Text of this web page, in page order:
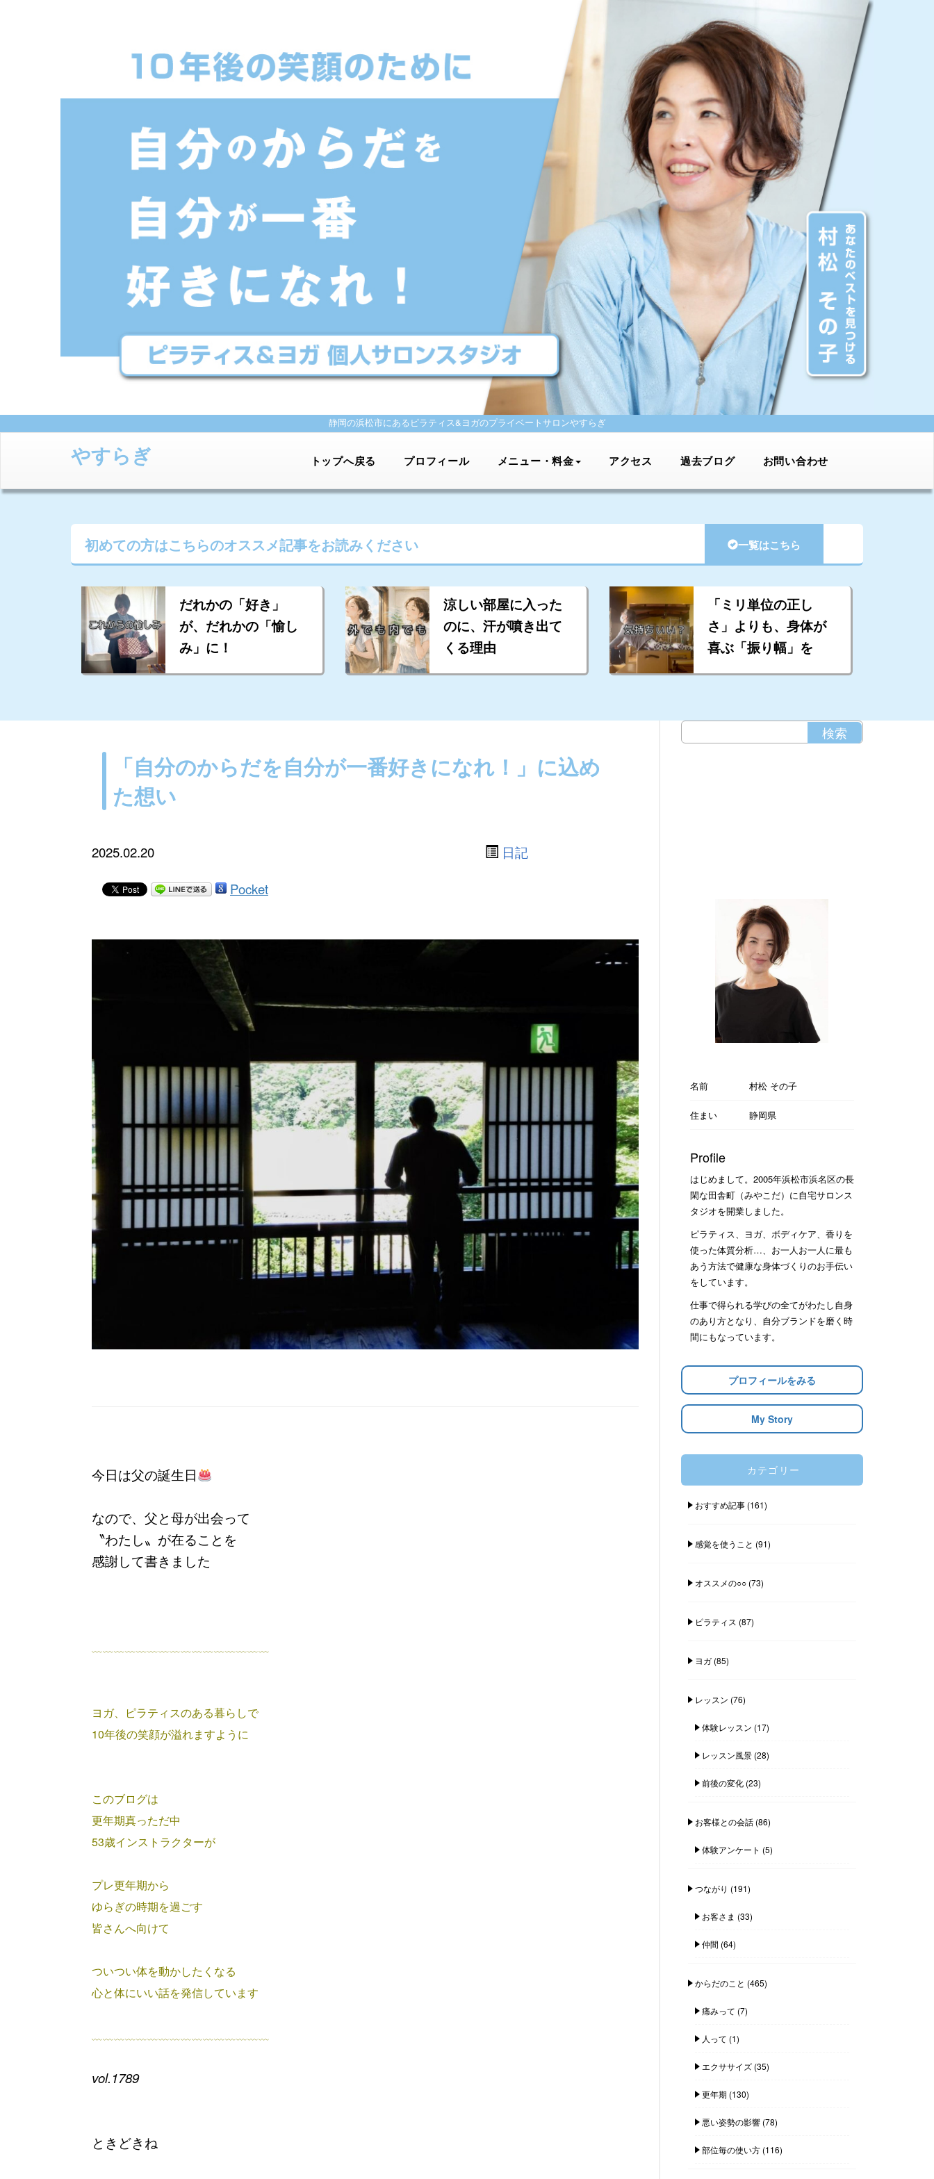
静岡の浜松市にあるピラティス&ヨガのプライベートサロンやすらぎ
やすらぎ トップへ戻る プロフィール メニュー・料金 アクセス 過去ブログ お問い合わせ
初めての方はこちらのオススメ記事をお読みください 一覧はこちら
だれかの「好き」
が、だれかの「愉し
み」に！
涼しい部屋に入った
のに、汗が噴き出て
くる理由
「ミリ単位の正し
さ」よりも、身体が
喜ぶ「振り幅」を
「自分のからだを自分が一番好きになれ！」に込め
た想い
2025.02.20 日記
Pocket
今日は父の誕生日
なので、父と母が出会って
〝わたし〟が在ることを
感謝して書きました
﹏﹏﹏﹏﹏﹏﹏﹏﹏﹏﹏﹏﹏﹏﹏﹏
ヨガ、ピラティスのある暮らしで
10年後の笑顔が溢れますように
このブログは
更年期真っただ中
53歳インストラクターが
プレ更年期から
ゆらぎの時期を過ごす
皆さんへ向けて
ついつい体を動かしたくなる
心と体にいい話を発信しています
﹏﹏﹏﹏﹏﹏﹏﹏﹏﹏﹏﹏﹏﹏﹏﹏
vol.1789
ときどきね
名前 村松 その子
住まい 静岡県
Profile
はじめまして。2005年浜松市浜名区の長
閑な田舎町（みやこだ）に自宅サロンス
タジオを開業しました。
ピラティス、ヨガ、ボディケア、香りを
使った体質分析…、お一人お一人に最も
あう方法で健康な身体づくりのお手伝い
をしています。
仕事で得られる学びの全てがわたし自身
のあり方となり、自分ブランドを磨く時
間にもなっています。
プロフィールをみる
My Story
カテゴリー
おすすめ記事(161)
感覚を使うこと (91)
オススメの○○(73)
ピラティス (87)
ヨガ(85)
レッスン (76)
体験レッスン (17)
レッスン風景(28)
前後の変化(23)
お客様との会話(86)
体験アンケート (5)
つながり (191)
お客さま (33)
仲間 (64)
からだのこと (465)
痛みって (7)
人って (1)
エクササイズ(35)
更年期 (130)
悪い姿勢の影響(78)
部位毎の使い方(116)